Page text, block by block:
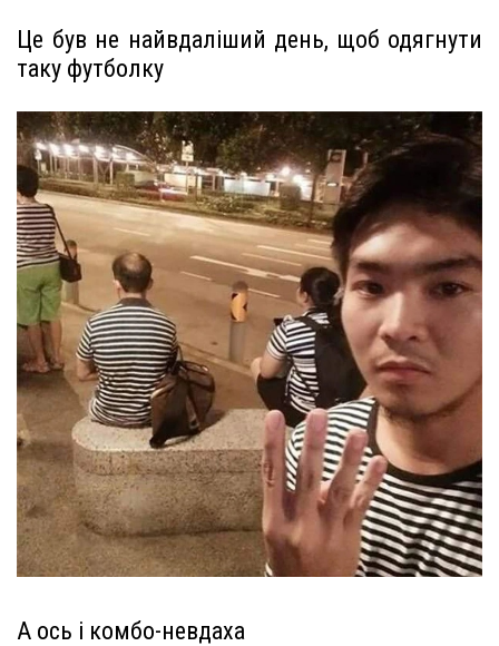
Це був не найвдаліший день, щоб одягнути
таку футболку
А ось і комбо-невдаха